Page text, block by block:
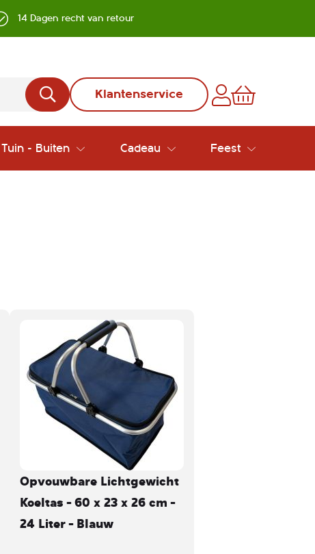
14 Dagen recht van retour
Klantenservice
Tuin - Buiten Cadeau Feest
Opvouwbare Lichtgewicht
Koeltas - 60 x 23 x 26 cm -
24 Liter - Blauw